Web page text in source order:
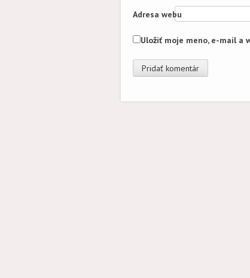
Adresa webu
Uložiť moje meno, e-mail a